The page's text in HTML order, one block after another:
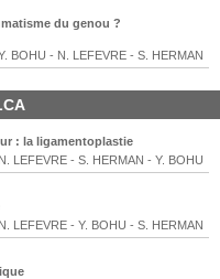
du genou ?
BOHU - N. LEFEVRE - S. HERMAN
: la ligamentoplastie
N. LEFEVRE - S. HERMAN - Y. BOHU
N. LEFEVRE - Y. BOHU - S. HERMAN